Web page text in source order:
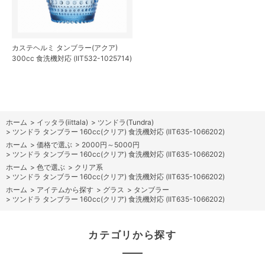
カステヘルミ タンブラー(アクア)
300cc 食洗機対応 (IIT532-1025714)
ホーム > イッタラ(iittala) > ツンドラ(Tundra)
> ツンドラ タンブラー 160cc(クリア) 食洗機対応 (IIT635-1066202)
ホーム > 価格で選ぶ > 2000円～5000円
> ツンドラ タンブラー 160cc(クリア) 食洗機対応 (IIT635-1066202)
ホーム > 色で選ぶ > クリア系
> ツンドラ タンブラー 160cc(クリア) 食洗機対応 (IIT635-1066202)
ホーム > アイテムから探す > グラス > タンブラー
> ツンドラ タンブラー 160cc(クリア) 食洗機対応 (IIT635-1066202)
カテゴリから探す